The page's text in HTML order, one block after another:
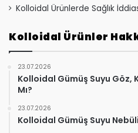
Kolloidal Ürünlerde Sağlık
Kolloidal Ürünler
23.07.2026
Kolloidal Gümüş Suyu Göz,
Mı?
23.07.2026
Kolloidal Gümüş Suyu